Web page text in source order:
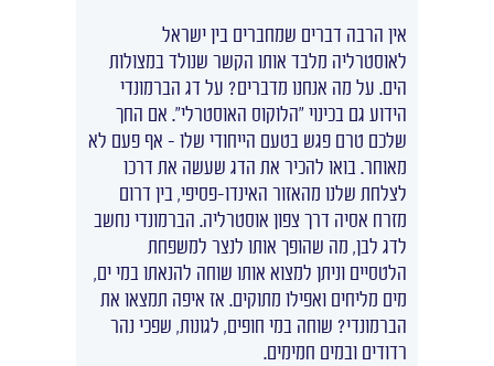
אין הרבה דברים שמחברים בין ישראל
לאוסטרליה מלבד אותו הקשר שנולד במצולות
הים. על מה אנחנו מדברים? על דג הברמונדי
הידוע גם בכינוי "הלוקוס האוסטרלי". אם החך
שלכם טרם פגש בטעם הייחודי שלו – אף פעם לא
מאוחר. בואו להכיר את הדג שעשה את דרכו
לצלחת שלנו מהאזור האינדו-פסיפי, בין דרום
מזרח אסיה דרך צפון אוסטרליה. הברמונדי נחשב
לדג לבן, מה שהופך אותו לנצר למשפחת
הלטסיים וניתן למצוא אותו שוחה להנאתו במי ים,
מים מליחים ואפילו מתוקים. אז איפה תמצאו את
הברמונדי? שוחה במי חופים, לגונות, שפכי נהר
רדודים ובמים חמימים.